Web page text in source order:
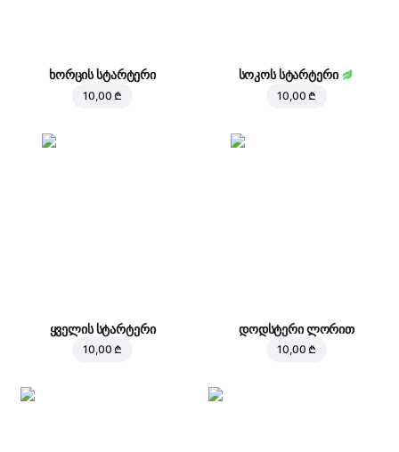
ხორცის სტარტერი
10,00 ₾
სოკოს სტარტერი
10,00 ₾
ყველის სტარტერი
10,00 ₾
დოდსტერი ლორით
10,00 ₾